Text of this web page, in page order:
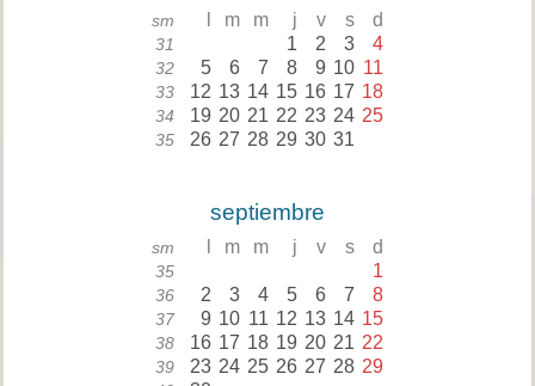
sm m m j v s d
31 1 2 3 4
32 5 6 7 8 9 10 11
33 12 13 14 15 16 17 18
34 19 20 21 22 23 24 25
35 26 27 28 29 30 31
septiembre
sm m m j v s d
35 1
36 2 3 4 5 6 7 8
37 9 10 11 12 13 14 15
38 16 17 18 19 20 21 22
39 23 24 25 26 27 28 29